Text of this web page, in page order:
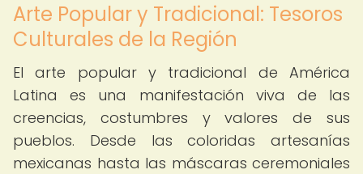
Arte Popular y Tradicional: Tesoros
Culturales de la Región
El arte popular y tradicional de América
Latina es una manifestación viva de las
creencias, costumbres y valores de sus
pueblos. Desde las coloridas artesanías
mexicanas hasta las máscaras ceremoniales